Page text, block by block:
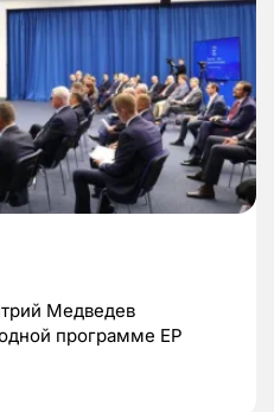
Медведев
программе ЕР